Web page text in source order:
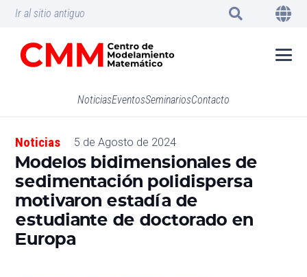
Ir al sitio antiguo
NoticiasEventosSeminariosContacto
Noticias 5 de Agosto de 2024
Modelos bidimensionales de
sedimentación polidispersa
motivaron estadía de
estudiante de doctorado en
Europa